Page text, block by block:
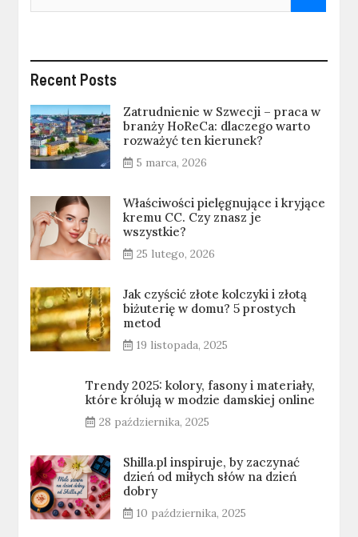
Recent Posts
Zatrudnienie w Szwecji – praca w
branży HoReCa: dlaczego warto
rozważyć ten kierunek?
5 marca, 2026
Właściwości pielęgnujące i kryjące
kremu CC. Czy znasz je
wszystkie?
25 lutego, 2026
Jak czyścić złote kolczyki i złotą
biżuterię w domu? 5 prostych
metod
19 listopada, 2025
Trendy 2025: kolory, fasony i materiały,
które królują w modzie damskiej online
28 października, 2025
Shilla.pl inspiruje, by zaczynać
dzień od miłych słów na dzień
dobry
10 października, 2025